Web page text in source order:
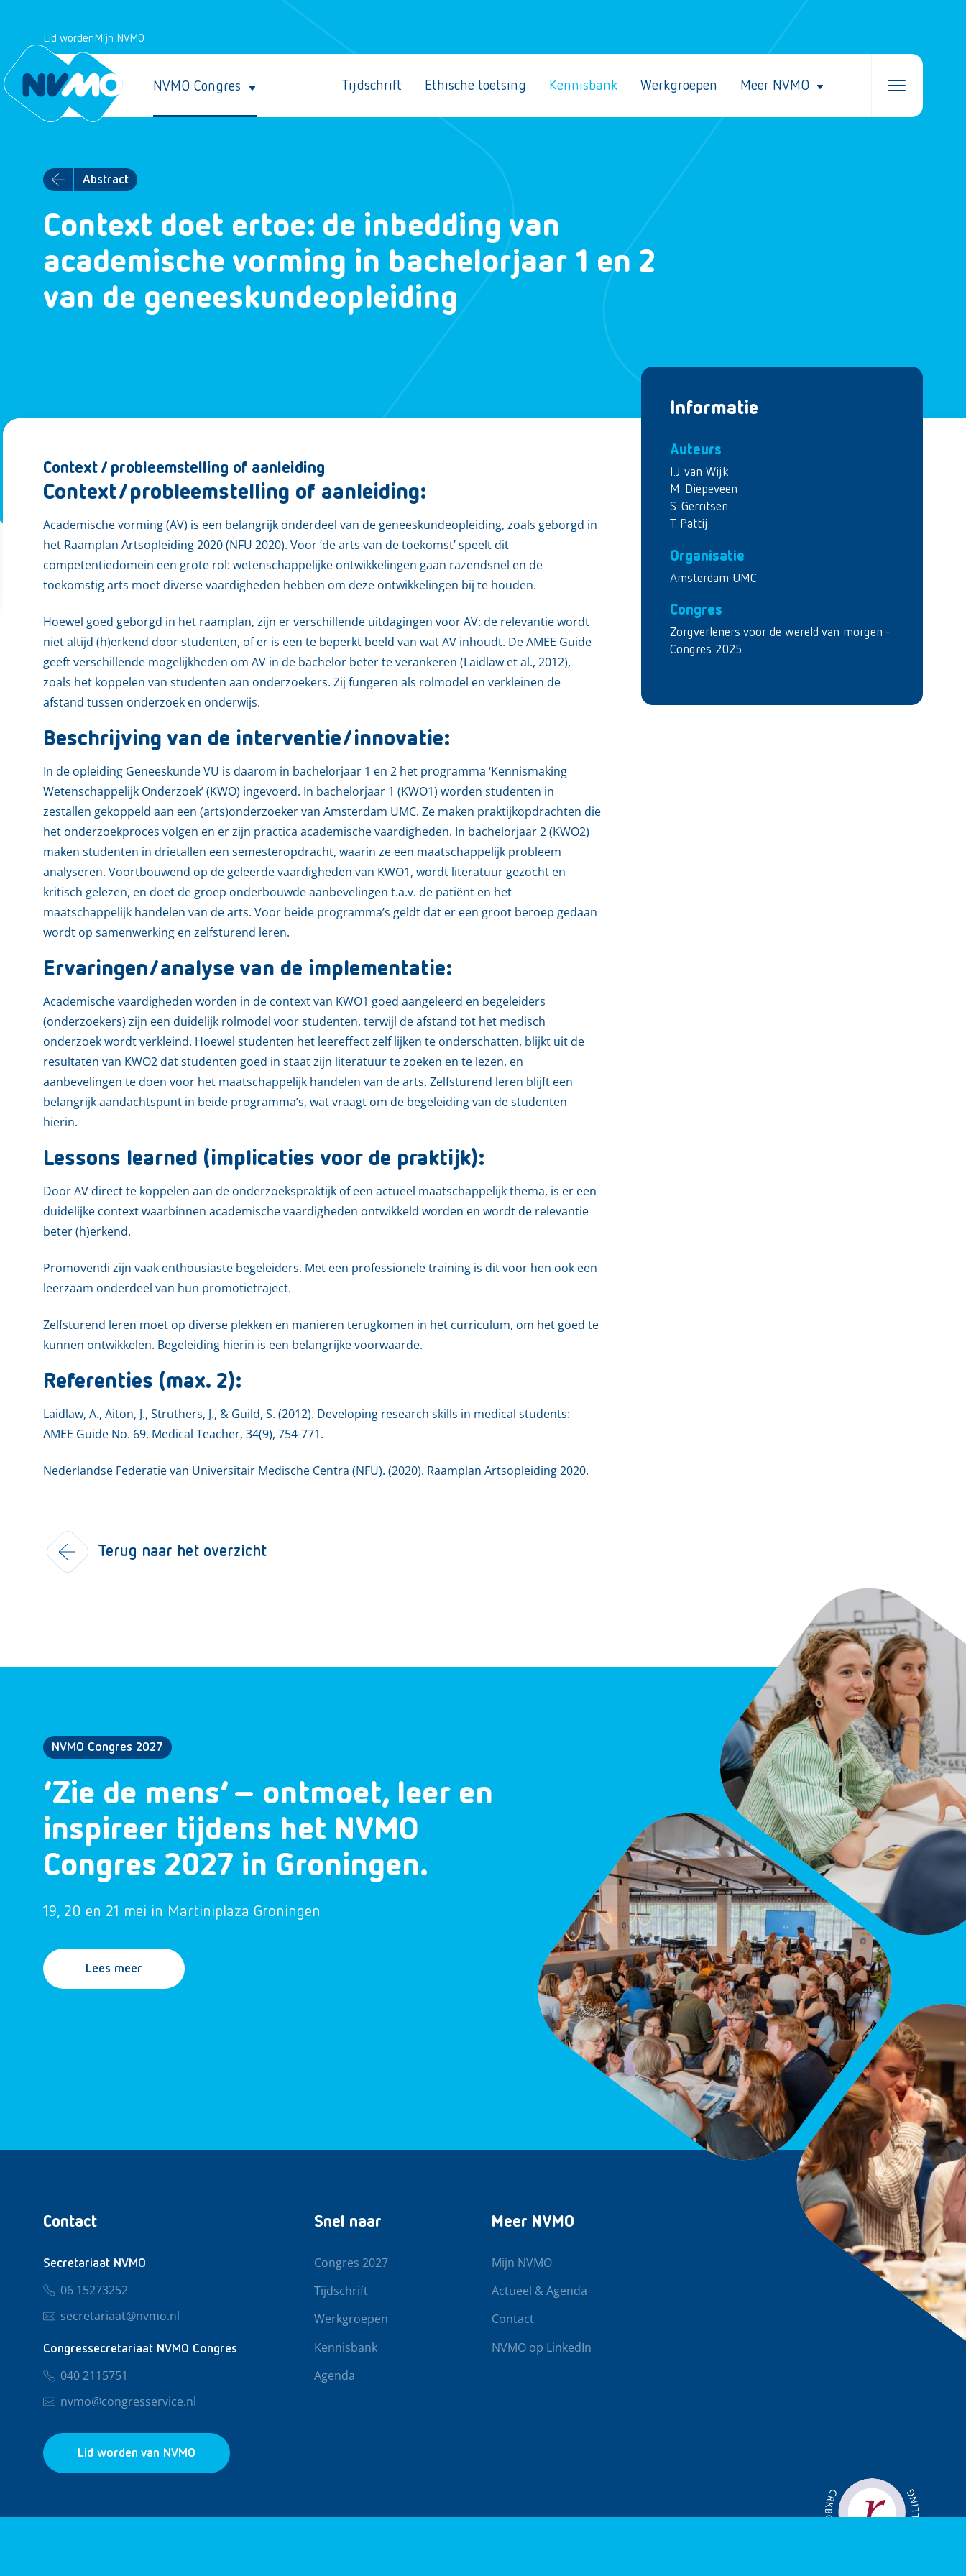
Lid wordenMijn NVMO
NVMO Congres Tijdschrift Ethische toetsing Kennisbank Werkgroepen Meer NVMO
Abstract
Context doet ertoe: de inbedding van
academische vorming in bachelorjaar 1 en 2
van de geneeskundeopleiding
Informatie
Auteurs
I.J. van Wijk
M. Diepeveen
S. Gerritsen
T. Pattij
Organisatie
Amsterdam UMC
Congres
Zorgverleners voor de wereld van morgen -
Congres 2025
Context / probleemstelling of aanleiding
Context/probleemstelling of aanleiding:
Academische vorming (AV) is een belangrijk onderdeel van de geneeskundeopleiding, zoals geborgd in
het Raamplan Artsopleiding 2020 (NFU 2020). Voor ‘de arts van de toekomst’ speelt dit
competentiedomein een grote rol: wetenschappelijke ontwikkelingen gaan razendsnel en de
toekomstig arts moet diverse vaardigheden hebben om deze ontwikkelingen bij te houden.
Hoewel goed geborgd in het raamplan, zijn er verschillende uitdagingen voor AV: de relevantie wordt
niet altijd (h)erkend door studenten, of er is een te beperkt beeld van wat AV inhoudt. De AMEE Guide
geeft verschillende mogelijkheden om AV in de bachelor beter te verankeren (Laidlaw et al., 2012),
zoals het koppelen van studenten aan onderzoekers. Zij fungeren als rolmodel en verkleinen de
afstand tussen onderzoek en onderwijs.
Beschrijving van de interventie/innovatie:
In de opleiding Geneeskunde VU is daarom in bachelorjaar 1 en 2 het programma ‘Kennismaking
Wetenschappelijk Onderzoek’ (KWO) ingevoerd. In bachelorjaar 1 (KWO1) worden studenten in
zestallen gekoppeld aan een (arts)onderzoeker van Amsterdam UMC. Ze maken praktijkopdrachten die
het onderzoekproces volgen en er zijn practica academische vaardigheden. In bachelorjaar 2 (KWO2)
maken studenten in drietallen een semesteropdracht, waarin ze een maatschappelijk probleem
analyseren. Voortbouwend op de geleerde vaardigheden van KWO1, wordt literatuur gezocht en
kritisch gelezen, en doet de groep onderbouwde aanbevelingen t.a.v. de patiënt en het
maatschappelijk handelen van de arts. Voor beide programma’s geldt dat er een groot beroep gedaan
wordt op samenwerking en zelfsturend leren.
Ervaringen/analyse van de implementatie:
Academische vaardigheden worden in de context van KWO1 goed aangeleerd en begeleiders
(onderzoekers) zijn een duidelijk rolmodel voor studenten, terwijl de afstand tot het medisch
onderzoek wordt verkleind. Hoewel studenten het leereffect zelf lijken te onderschatten, blijkt uit de
resultaten van KWO2 dat studenten goed in staat zijn literatuur te zoeken en te lezen, en
aanbevelingen te doen voor het maatschappelijk handelen van de arts. Zelfsturend leren blijft een
belangrijk aandachtspunt in beide programma’s, wat vraagt om de begeleiding van de studenten
hierin.
Lessons learned (implicaties voor de praktijk):
Door AV direct te koppelen aan de onderzoekspraktijk of een actueel maatschappelijk thema, is er een
duidelijke context waarbinnen academische vaardigheden ontwikkeld worden en wordt de relevantie
beter (h)erkend.
Promovendi zijn vaak enthousiaste begeleiders. Met een professionele training is dit voor hen ook een
leerzaam onderdeel van hun promotietraject.
Zelfsturend leren moet op diverse plekken en manieren terugkomen in het curriculum, om het goed te
kunnen ontwikkelen. Begeleiding hierin is een belangrijke voorwaarde.
Referenties (max. 2):
Laidlaw, A., Aiton, J., Struthers, J., & Guild, S. (2012). Developing research skills in medical students:
AMEE Guide No. 69. Medical Teacher, 34(9), 754-771.
Nederlandse Federatie van Universitair Medische Centra (NFU). (2020). Raamplan Artsopleiding 2020.
Terug naar het overzicht
NVMO Congres 2027
‘Zie de mens’ – ontmoet, leer en
inspireer tijdens het NVMO
Congres 2027 in Groningen.
19, 20 en 21 mei in Martiniplaza Groningen
Lees meer
Contact
Secretariaat NVMO
06 15273252
secretariaat@nvmo.nl
Congressecretariaat NVMO Congres
040 2115751
nvmo@congresservice.nl
Lid worden van NVMO
Snel naar
Congres 2027
Tijdschrift
Werkgroepen
Kennisbank
Agenda
Meer NVMO
Mijn NVMO
Actueel & Agenda
Contact
NVMO op LinkedIn